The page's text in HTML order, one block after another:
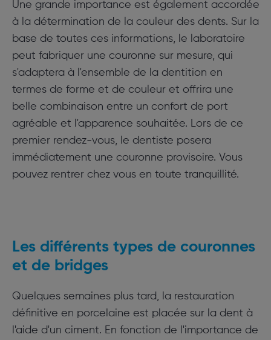
Une grande importance est également accordée
à la détermination de la couleur des dents. Sur la
base de toutes ces informations, le laboratoire
peut fabriquer une couronne sur mesure, qui
s'adaptera à l'ensemble de la dentition en
termes de forme et de couleur et offrira une
belle combinaison entre un confort de port
agréable et l'apparence souhaitée. Lors de ce
premier rendez-vous, le dentiste posera
immédiatement une couronne provisoire. Vous
pouvez rentrer chez vous en toute tranquillité.
Les différents types de couronnes
et de bridges
Quelques semaines plus tard, la restauration
définitive en porcelaine est placée sur la dent à
l'aide d'un ciment. En fonction de l'importance de